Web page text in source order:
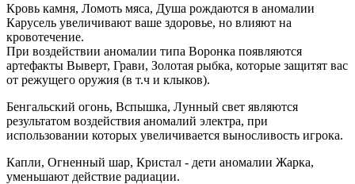
Кровь камня, Ломоть мяса, Душа рождаются в аномалии
Карусель увеличивают ваше здоровье, но влияют на
кровотечение.
При воздействии аномалии типа Воронка появляются
артефакты Выверт, Грави, Золотая рыбка, которые защитят вас
от режущего оружия (в т.ч и клыков).
Бенгальский огонь, Вспышка, Лунный свет являются
результатом воздействия аномалий электра, при
использовании которых увеличивается выносливость игрока.
Капли, Огненный шар, Кристал - дети аномалии Жарка,
уменьшают действие радиации.